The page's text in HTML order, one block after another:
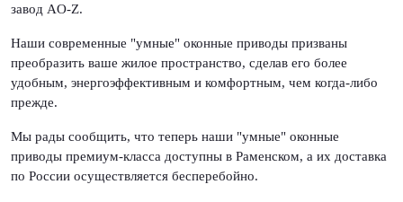
завод AO-Z.
Наши современные "умные" оконные приводы призваны
преобразить ваше жилое пространство, сделав его более
удобным, энергоэффективным и комфортным, чем когда-либо
прежде.
Мы рады сообщить, что теперь наши "умные" оконные
приводы премиум-класса доступны в Раменском, а их доставка
по России осуществляется бесперебойно.